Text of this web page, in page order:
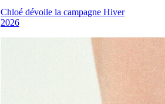
Chloé dévoile la campagne Hiver
2026